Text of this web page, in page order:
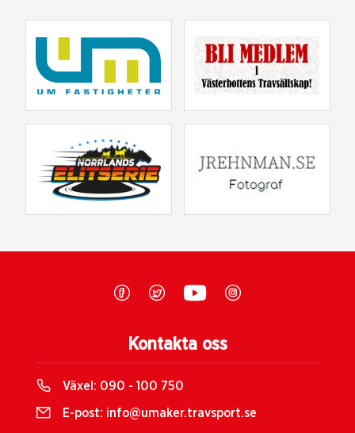
Kontakta oss
Växel: 090 - 100 750
E-post: info@umaker.travsport.se